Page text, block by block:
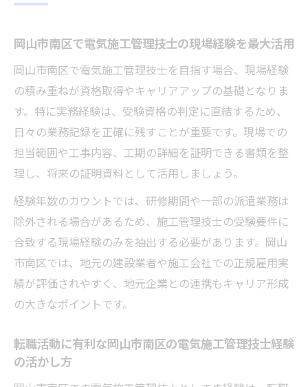
岡山市南区で電気施工管理技士の現場経験を最大活用
岡山市南区で電気施工管理技士を目指す場合、現場経験
の積み重ねが資格取得やキャリアアップの基礎となりま
す。特に実務経験は、受験資格の判定に直結するため、
日々の業務記録を正確に残すことが重要です。現場での
担当範囲や工事内容、工期の詳細を証明できる書類を整
理し、将来の証明資料として活用しましょう。
経験年数のカウントでは、研修期間や一部の派遣業務は
除外される場合があるため、施工管理技士の受験要件に
合致する現場経験のみを抽出する必要があります。岡山
市南区では、地元の建設業者や施工会社での正規雇用実
績が評価されやすく、地元企業との連携もキャリア形成
の大きなポイントです。
転職活動に有利な岡山市南区の電気施工管理技士経験
の活かし方